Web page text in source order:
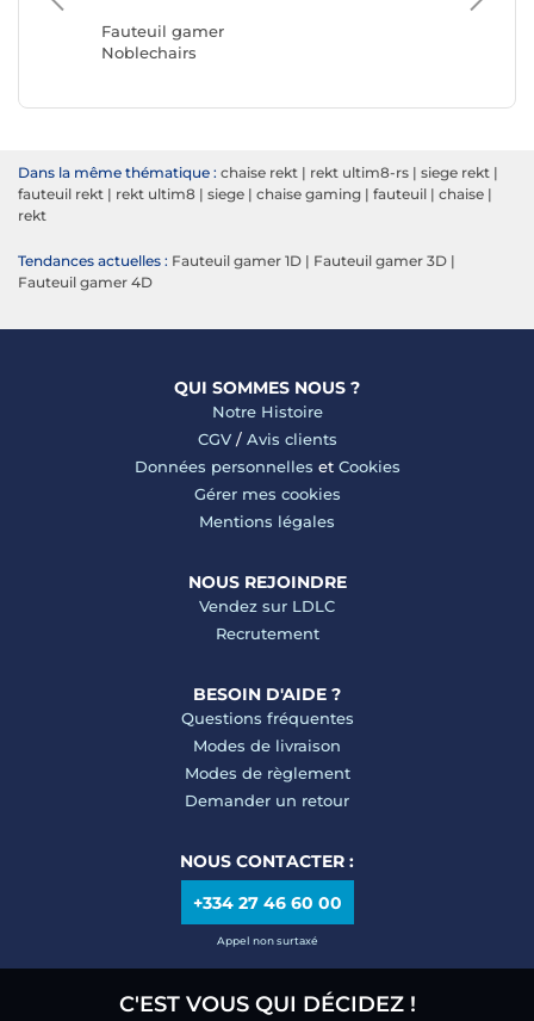
Fauteuil gamer
Noblechairs
Dans la même thématique : chaise rekt | rekt ultim8-rs | siege rekt |
fauteuil rekt | rekt ultim8 | siege | chaise gaming | fauteuil | chaise |
rekt
Tendances actuelles : Fauteuil gamer 1D | Fauteuil gamer 3D |
Fauteuil gamer 4D
QUI SOMMES NOUS ?
Notre Histoire
CGV/ Avis clients
Données personnelles et Cookies
Gérer mes cookies
Mentions légales
NOUS REJOINDRE
Vendez sur LDLC
Recrutement
BESOIN D'AIDE ?
Questions fréquentes
Modes de livraison
Modes de règlement
Demander un retour
NOUS CONTACTER :
+334 27 46 60 00
Appel non surtaxé
C'EST VOUS QUI DÉCIDEZ !